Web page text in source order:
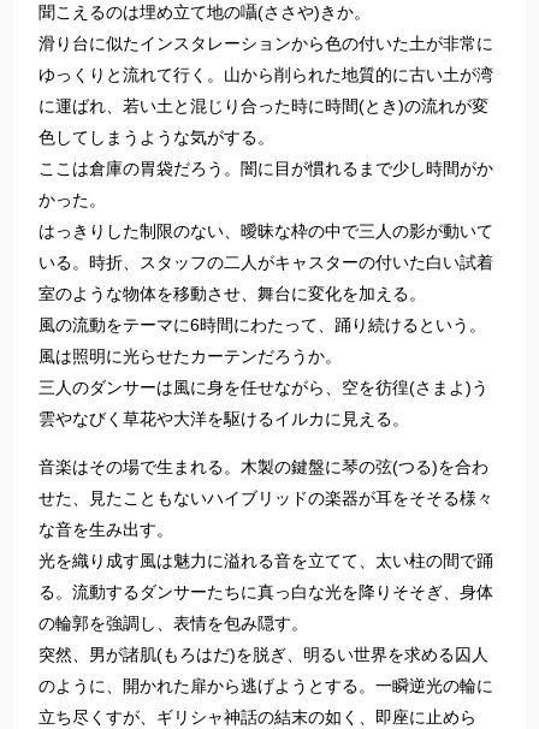
聞こえるのは埋め立て地の囁(ささや)きか。
滑り台に似たインスタレーションから色の付いた土が非常に
ゆっくりと流れて行く。山から削られた地質的に古い土が湾
に運ばれ、若い土と混じり合った時に時間(とき)の流れが変
色してしまうような気がする。
ここは倉庫の胃袋だろう。闇に目が慣れるまで少し時間がか
かった。
はっきりした制限のない、曖昧な枠の中で三人の影が動いて
いる。時折、スタッフの二人がキャスターの付いた白い試着
室のような物体を移動させ、舞台に変化を加える。
風の流動をテーマに6時間にわたって、踊り続けるという。
風は照明に光らせたカーテンだろうか。
三人のダンサーは風に身を任せながら、空を彷徨(さまよ)う
雲やなびく草花や大洋を駆けるイルカに見える。
音楽はその場で生まれる。木製の鍵盤に琴の弦(つる)を合わ
せた、見たこともないハイブリッドの楽器が耳をそそる様々
な音を生み出す。
光を織り成す風は魅力に溢れる音を立てて、太い柱の間で踊
る。流動するダンサーたちに真っ白な光を降りそそぎ、身体
の輪郭を強調し、表情を包み隠す。
突然、男が諸肌(もろはだ)を脱ぎ、明るい世界を求める囚人
のように、開かれた扉から逃げようとする。一瞬逆光の輪に
立ち尽くすが、ギリシャ神話の結末の如く、即座に止めら